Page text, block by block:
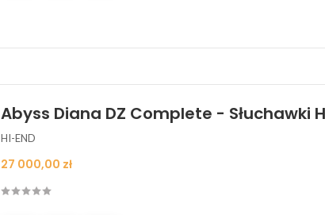
Abyss Diana DZ Complete - Słuchawki
HI-END
Cena
27 000,00 zł